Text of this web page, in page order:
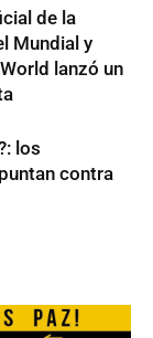
de la
Mundial y
lanzó un
los
contra